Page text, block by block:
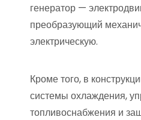
генератор —
преобразующий
электрическую.
Кроме того, в
системы охлаждения,
топливоснабжения и